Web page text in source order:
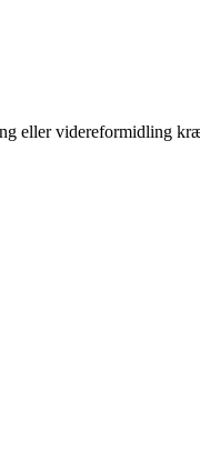
eller videreformidling